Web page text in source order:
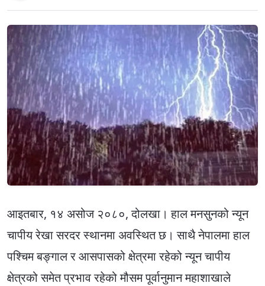
आइतबार, १४ असोज २०८०, दोलखा। हाल मनसुनको न्यून
चापीय रेखा सरदर स्थानमा अवस्थित छ। साथै नेपालमा हाल
पश्चिम बङ्गाल र आसपासको क्षेत्रमा रहेको न्यून चापीय
क्षेत्रको समेत प्रभाव रहेको मौसम पूर्वानुमान महाशाखाले